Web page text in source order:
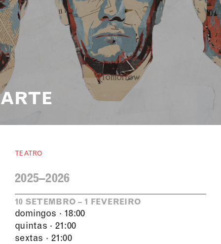
ARTE
TEATRO
2025–2026
10 SETEMBRO – 1 FEVEREIRO
domingos · 18:00
quintas · 21:00
sextas · 21:00